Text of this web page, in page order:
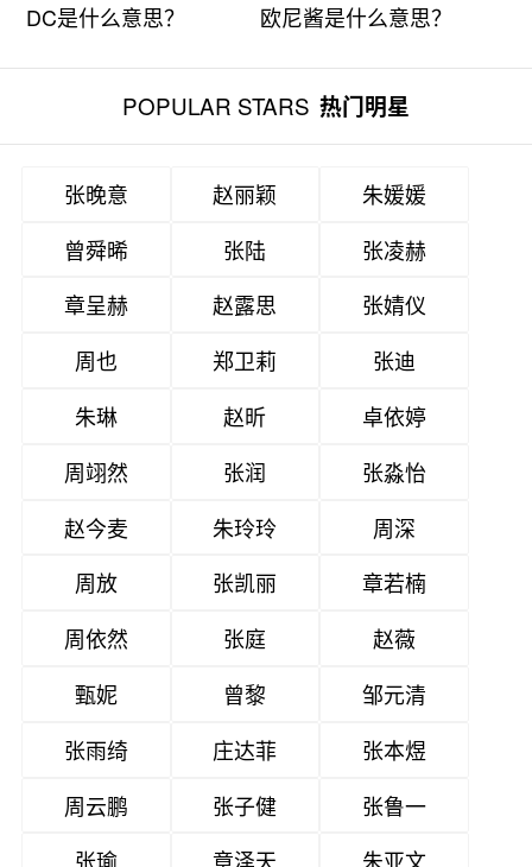
DC是什么意思？ 欧尼酱是什么意思？
POPULAR STARS 热门明星
张晚意 赵丽颖
朱媛媛
曾舜晞
张陆
张凌赫
章呈赫
赵露思
张婧仪
周也
郑卫莉
张迪
朱琳
赵昕
卓依婷
周翊然
张润
张淼怡
赵今麦
朱玲玲
周深
周放
张凯丽
章若楠
周依然
张庭
赵薇
甄妮
曾黎
邹元清
张雨绮
庄达菲
张本煜
周云鹏
张子健
张鲁一
张瑜
章泽天 朱亚文